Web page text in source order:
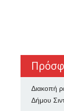
Διακοπή
Δήμου